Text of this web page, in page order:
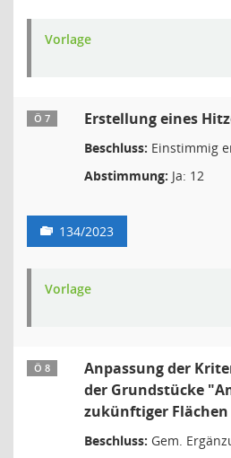
Vorlage
Ö 7 Erstellung eines
Beschluss: Einstimmig
Abstimmung: Ja: 12
134/2023
Vorlage
Ö 8
Anpassung der
der Grundstücke
zukünftiger Flächen
Beschluss: Gem.